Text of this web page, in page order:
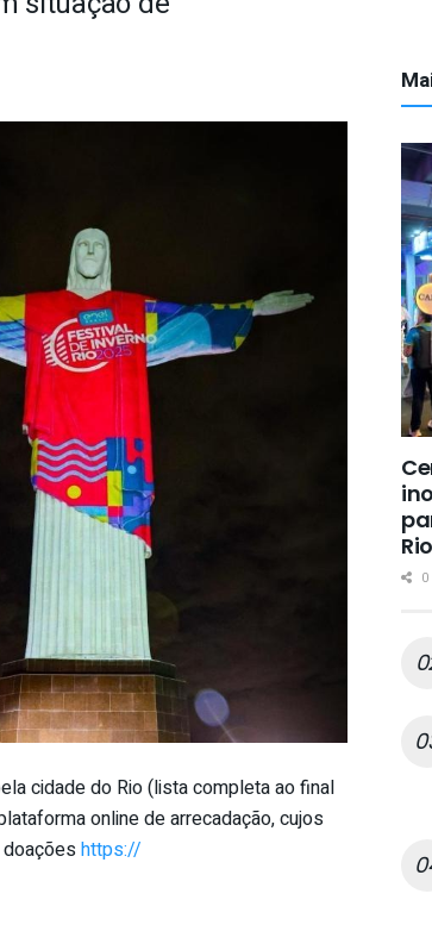
cidade do Rio (lista completa ao final
online de arrecadação, cujos
https://